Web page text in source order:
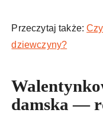
Przeczytaj także:
dziewczyny?
damska —